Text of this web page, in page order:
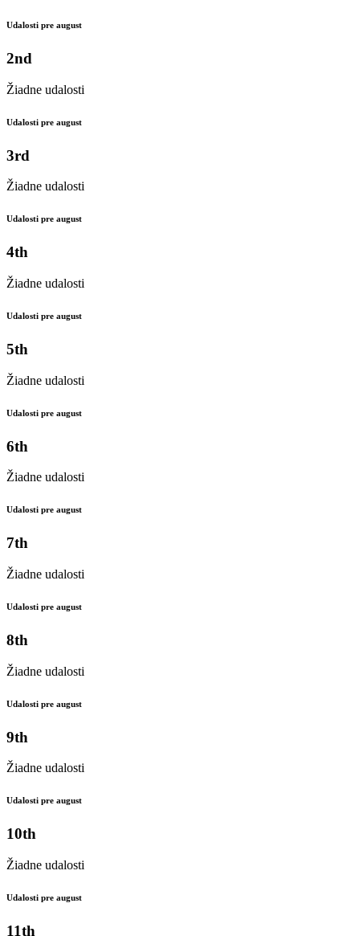
Udalosti pre august
2nd
Žiadne udalosti
Udalosti pre august
3rd
Žiadne udalosti
Udalosti pre august
4th
Žiadne udalosti
Udalosti pre august
5th
Žiadne udalosti
Udalosti pre august
6th
Žiadne udalosti
Udalosti pre august
7th
Žiadne udalosti
Udalosti pre august
8th
Žiadne udalosti
Udalosti pre august
9th
Žiadne udalosti
Udalosti pre august
10th
Žiadne udalosti
Udalosti pre august
11th